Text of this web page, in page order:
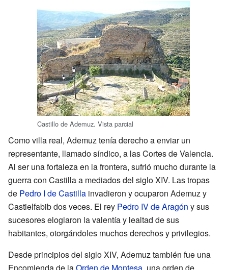
Castillo de Ademuz. Vista parcial
Como villa real, Ademuz tenía derecho a enviar un
representante, llamado síndico, a las Cortes de Valencia.
Al ser una fortaleza en la frontera, sufrió mucho durante la
guerra con Castilla a mediados del siglo XIV. Las tropas
de Pedro I de Castilla invadieron y ocuparon Ademuz y
Castielfabib dos veces. El rey Pedro IV de Aragón y sus
sucesores elogiaron la valentía y lealtad de sus
habitantes, otorgándoles muchos derechos y privilegios.
Desde principios del siglo XIV, Ademuz también fue una